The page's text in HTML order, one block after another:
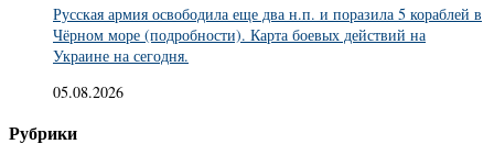
Русская армия освободила еще два н.п. и поразила 5 кораблей в
Чёрном море (подробности). Карта боевых действий на
Украине на сегодня.
05.08.2026
Рубрики